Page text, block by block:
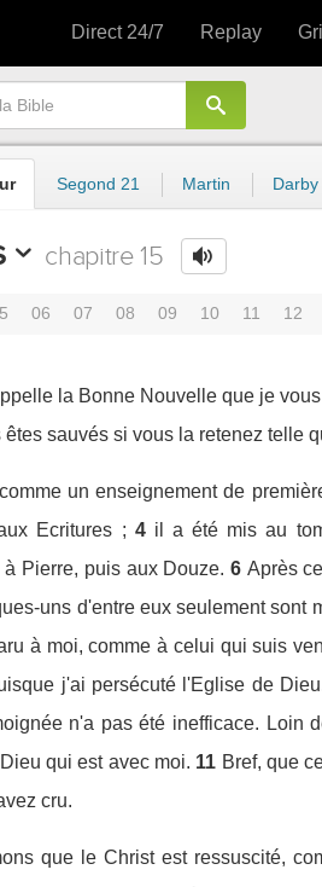
Direct 24/7 Replay
Segond 21 Martin Darby
chapitre 15
06 07 08 09 10 11 12
la Bonne Nouvelle que je
sauvés si vous la retenez telle
un enseignement de
Ecritures ; 4 il a été mis au
à Pierre, puis aux Douze. 6 Après
uns d'entre eux seulement sont
à moi, comme à celui qui suis
j'ai persécuté l'Eglise de
n'a pas été inefficace.
qui est avec moi. 11 Bref, que
cru.
que le Christ est ressuscité,